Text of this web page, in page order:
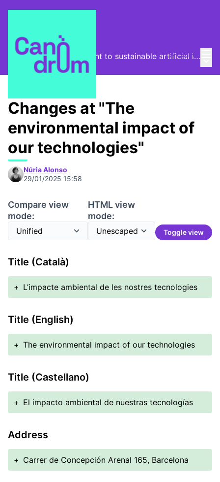
Log inFrom the digital footprint to sustainable artificial intelligence
Program
Changes at "The
environmental impact of
our technologies"
Núria Alonso
29/01/2025 15:58
Compare view
mode:
HTML view
mode:
Toggle view
Title (Català)
+ L’impacte ambiental de les nostres tecnologies
Title (English)
+ The environmental impact of our technologies
Title (Castellano)
+ El impacto ambiental de nuestras tecnologías
Address
+ Carrer de Concepción Arenal 165, Barcelona